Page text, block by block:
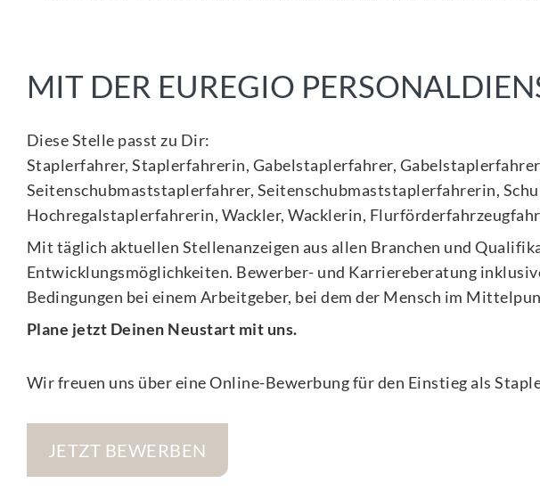
MIT DER EUREGIO
Diese Stelle passt zu Dir:
Staplerfahrer, Staplerfahrerin, Gabelstaplerfahrer,
Seitenschubmaststaplerfahrer, Seitenschubmaststaplerfahrerin,
Hochregalstaplerfahrerin, Wackler, Wacklerin,
Mit täglich aktuellen Stellenanzeigen aus allen Branchen und
Entwicklungsmöglichkeiten. Bewerber- und Karriereberatung
Bedingungen bei einem Arbeitgeber, bei dem der Mensch im
Plane jetzt Deinen Neustart mit uns.
Wir freuen uns über eine Online-Bewerbung für den Einstieg als
JETZT BEWERBEN